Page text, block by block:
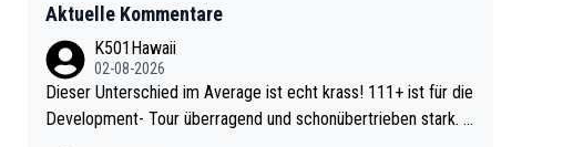
Aktuelle Kommentare
K501Hawaii
02-08-2026
Dieser Unterschied im Average ist echt krass! 111+ ist für die
Development- Tour überragend und schonübertrieben stark. U